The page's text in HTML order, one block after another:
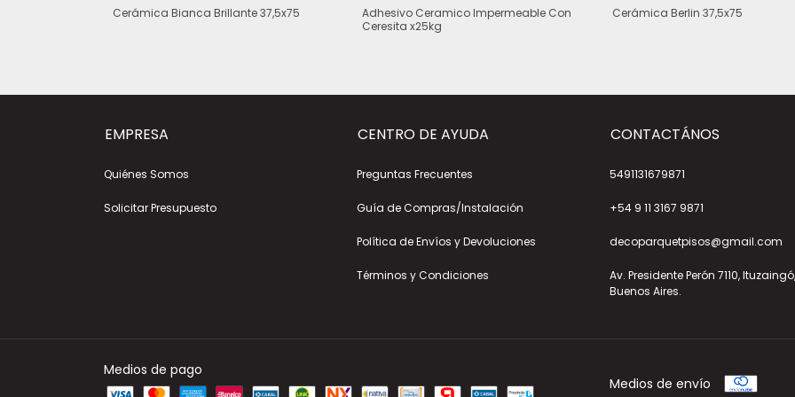
Cerámica Bianca Brillante 37,5x75
Adhesivo Ceramico Impermeable Con
Ceresita x25kg
Cerámica Berlin 37,5x75
EMPRESA
Quiénes Somos
Solicitar Presupuesto
CENTRO DE AYUDA
Preguntas Frecuentes
Guía de Compras/Instalación
Política de Envíos y Devoluciones
Términos y Condiciones
CONTACTÁNOS
5491131679871
+54 9 11 3167 9871
decoparquetpisos@gmail.com
Av. Presidente Perón 7110, Ituzaingó,
Buenos Aires.
Medios de pago
Medios de envío